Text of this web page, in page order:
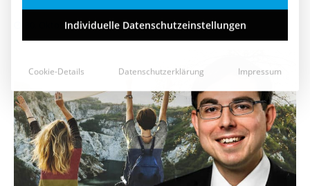
30. Oktober 2018
Individuelle Datenschutzeinstellungen